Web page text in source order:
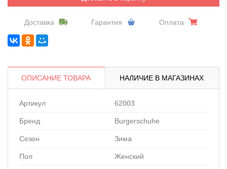
Доставка Гарантия Оплата
ОПИСАНИЕ ТОВАРА НАЛИЧИЕ В МАГАЗИНАХ
Артикул 62003
Бренд Burgerschuhe
Сезон Зима
Пол Женский